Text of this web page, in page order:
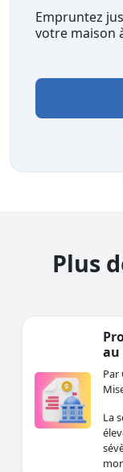
Empruntez
votre maison
Plus
au
Par
La